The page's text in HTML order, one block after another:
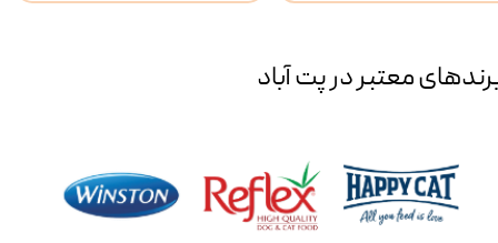
معتبر در پت آباد